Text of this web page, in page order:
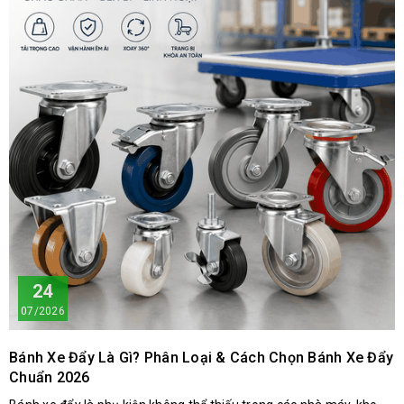
24
07/2026
Bánh Xe Đẩy Là Gì? Phân Loại & Cách Chọn Bánh Xe Đẩy
Chuẩn 2026